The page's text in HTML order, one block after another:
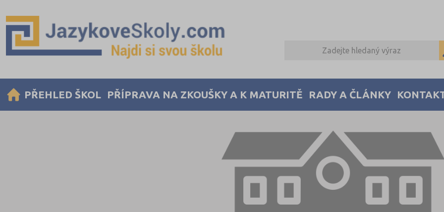
PŘEHLED ŠKOL PŘÍPRAVA NA ZKOUŠKY A K MATURITĚ RADY A ČLÁNKY